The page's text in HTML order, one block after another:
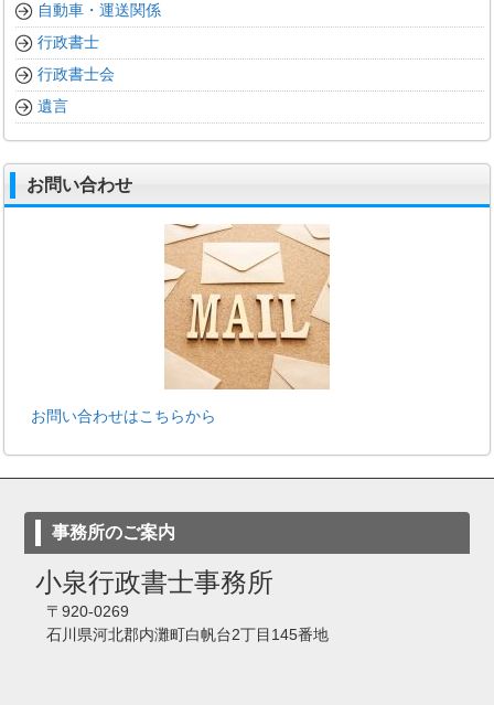
自動車・運送関係
行政書士
行政書士会
遺言
お問い合わせ
お問い合わせはこちらから
事務所のご案内
小泉行政書士事務所
〒920-0269
石川県河北郡内灘町白帆台2丁目145番地